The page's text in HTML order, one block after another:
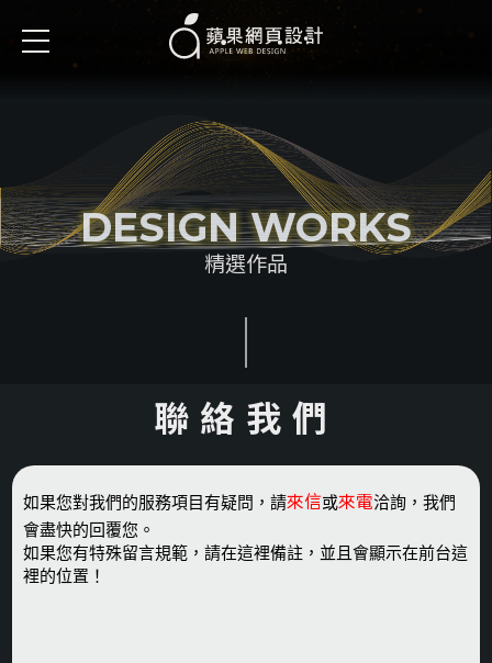
DESIGN WORKS
精選作品
聯絡我們
如果您對我們的服務項目有疑問，請來信或來電洽詢，我們
會盡快的回覆您。
如果您有特殊留言規範，請在這裡備註，並且會顯示在前台這
裡的位置！